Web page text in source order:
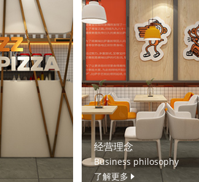
经营理念
Business philosophy
了解更多